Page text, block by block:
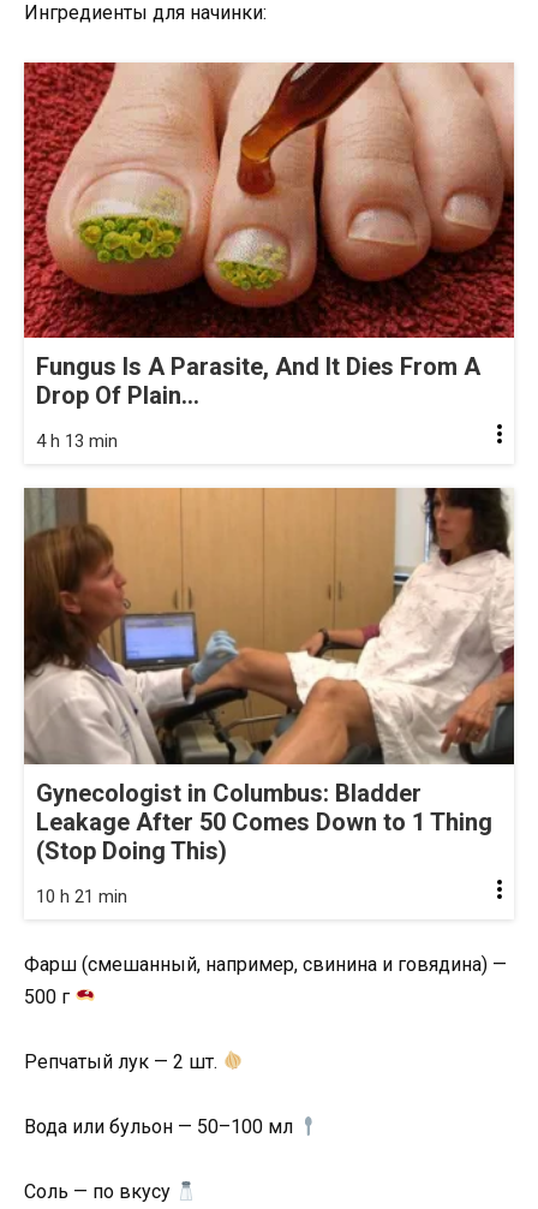
Ингредиенты для начинки:
Fungus Is A Parasite, And It Dies From A
Drop Of Plain...
4 h 13 min
Gynecologist in Columbus: Bladder
Leakage After 50 Comes Down to 1 Thing
(Stop Doing This)
10 h 21 min
Фарш (смешанный, например, свинина и говядина) —
500 г
Репчатый лук — 2 шт.
Вода или бульон — 50–100 мл
Соль — по вкусу